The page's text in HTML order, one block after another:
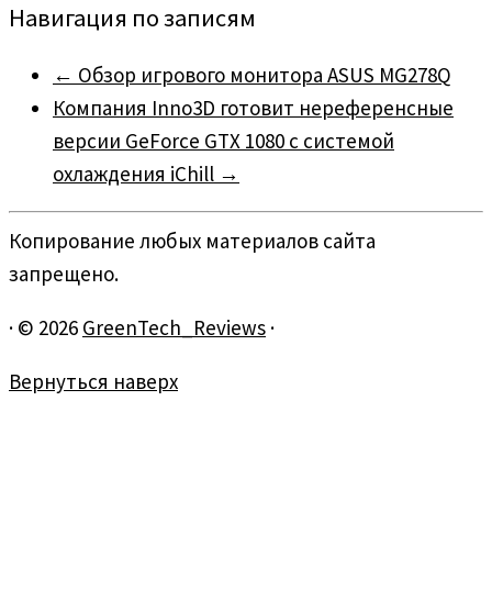
Навигация по записям
← Обзор игрового монитора ASUS MG278Q
Компания Inno3D готовит нереференсные
версии GeForce GTX 1080 с системой
охлаждения iChill →
Копирование любых материалов сайта
запрещено.
· © 2026 GreenTech_Reviews ·
Вернуться наверх